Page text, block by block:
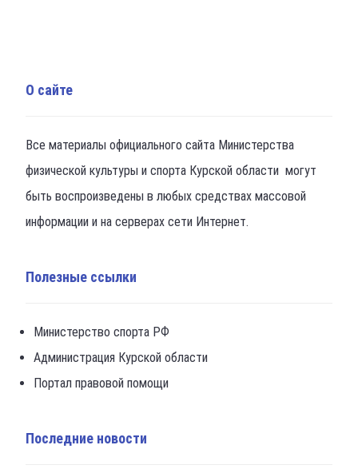
О сайте
Все материалы официального сайта Министерства
физической культуры и спорта Курской области могут
быть воспроизведены в любых средствах массовой
информации и на серверах сети Интернет.
Полезные ссылки
Министерство спорта РФ
Администрация Курской области
Портал правовой помощи
Последние новости